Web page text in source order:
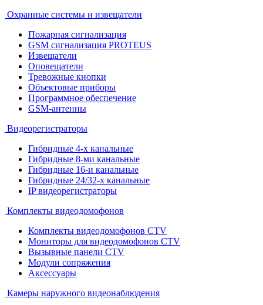
Охранные системы и извещатели
Пожарная сигнализация
GSM сигнализация PROTEUS
Извещатели
Оповещатели
Тревожные кнопки
Объектовые приборы
Программное обеспечение
GSM-антенны
Видеорегистраторы
Гибридные 4-х канальные
Гибридные 8-ми канальные
Гибридные 16-и канальные
Гибридные 24/32-х канальные
IP видеорегистраторы
Комплекты видеодомофонов
Комплекты видеодомофонов CTV
Мониторы для видеодомофонов CTV
Вызывные панели CTV
Модули сопряжения
Аксессуары
Камеры наружного видеонаблюдения